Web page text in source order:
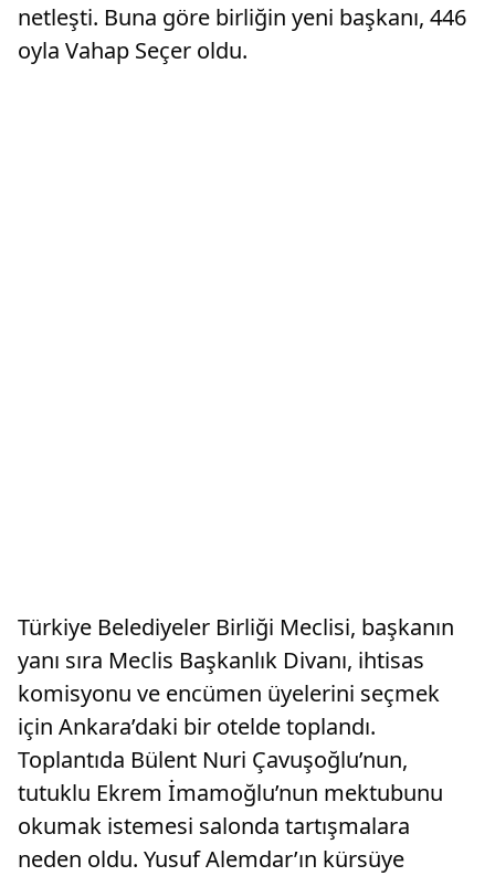
netleşti. Buna göre birliğin yeni başkanı, 446
oyla Vahap Seçer oldu.
Türkiye Belediyeler Birliği Meclisi, başkanın
yanı sıra Meclis Başkanlık Divanı, ihtisas
komisyonu ve encümen üyelerini seçmek
için Ankara’daki bir otelde toplandı.
Toplantıda Bülent Nuri Çavuşoğlu’nun,
tutuklu Ekrem İmamoğlu’nun mektubunu
okumak istemesi salonda tartışmalara
neden oldu. Yusuf Alemdar’ın kürsüye